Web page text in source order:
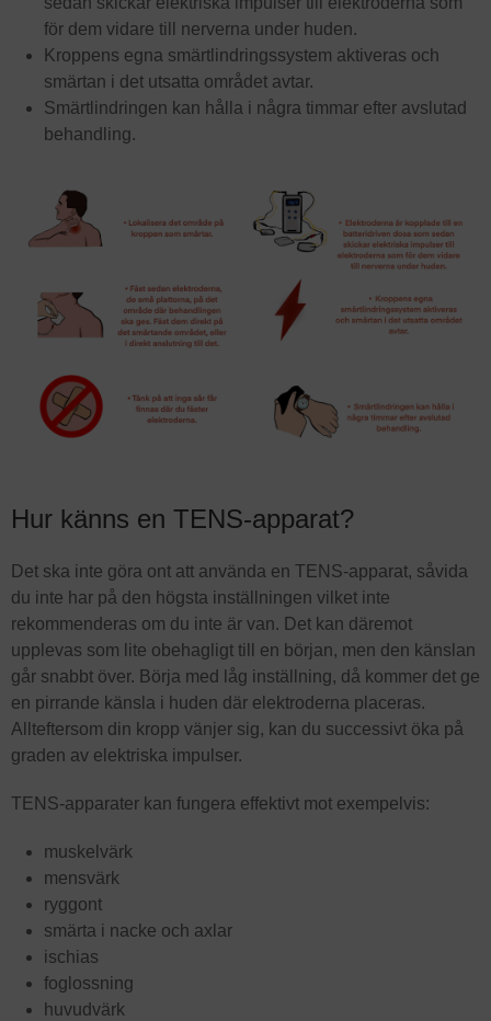
för dem vidare till nerverna under huden.
Kroppens egna smärtlindringssystem aktiveras och
smärtan i det utsatta området avtar.
Smärtlindringen kan hålla i några timmar efter avslutad
behandling.
Hur känns en TENS-apparat?
Det ska inte göra ont att använda en TENS-apparat, såvida
du inte har på den högsta inställningen vilket inte
rekommenderas om du inte är van. Det kan däremot
upplevas som lite obehagligt till en början, men den känslan
går snabbt över. Börja med låg inställning, då kommer det ge
en pirrande känsla i huden där elektroderna placeras.
Allteftersom din kropp vänjer sig, kan du successivt öka på
graden av elektriska impulser.
TENS-apparater kan fungera effektivt mot exempelvis:
muskelvärk
mensvärk
ryggont
smärta i nacke och axlar
ischias
foglossning
huvudvärk